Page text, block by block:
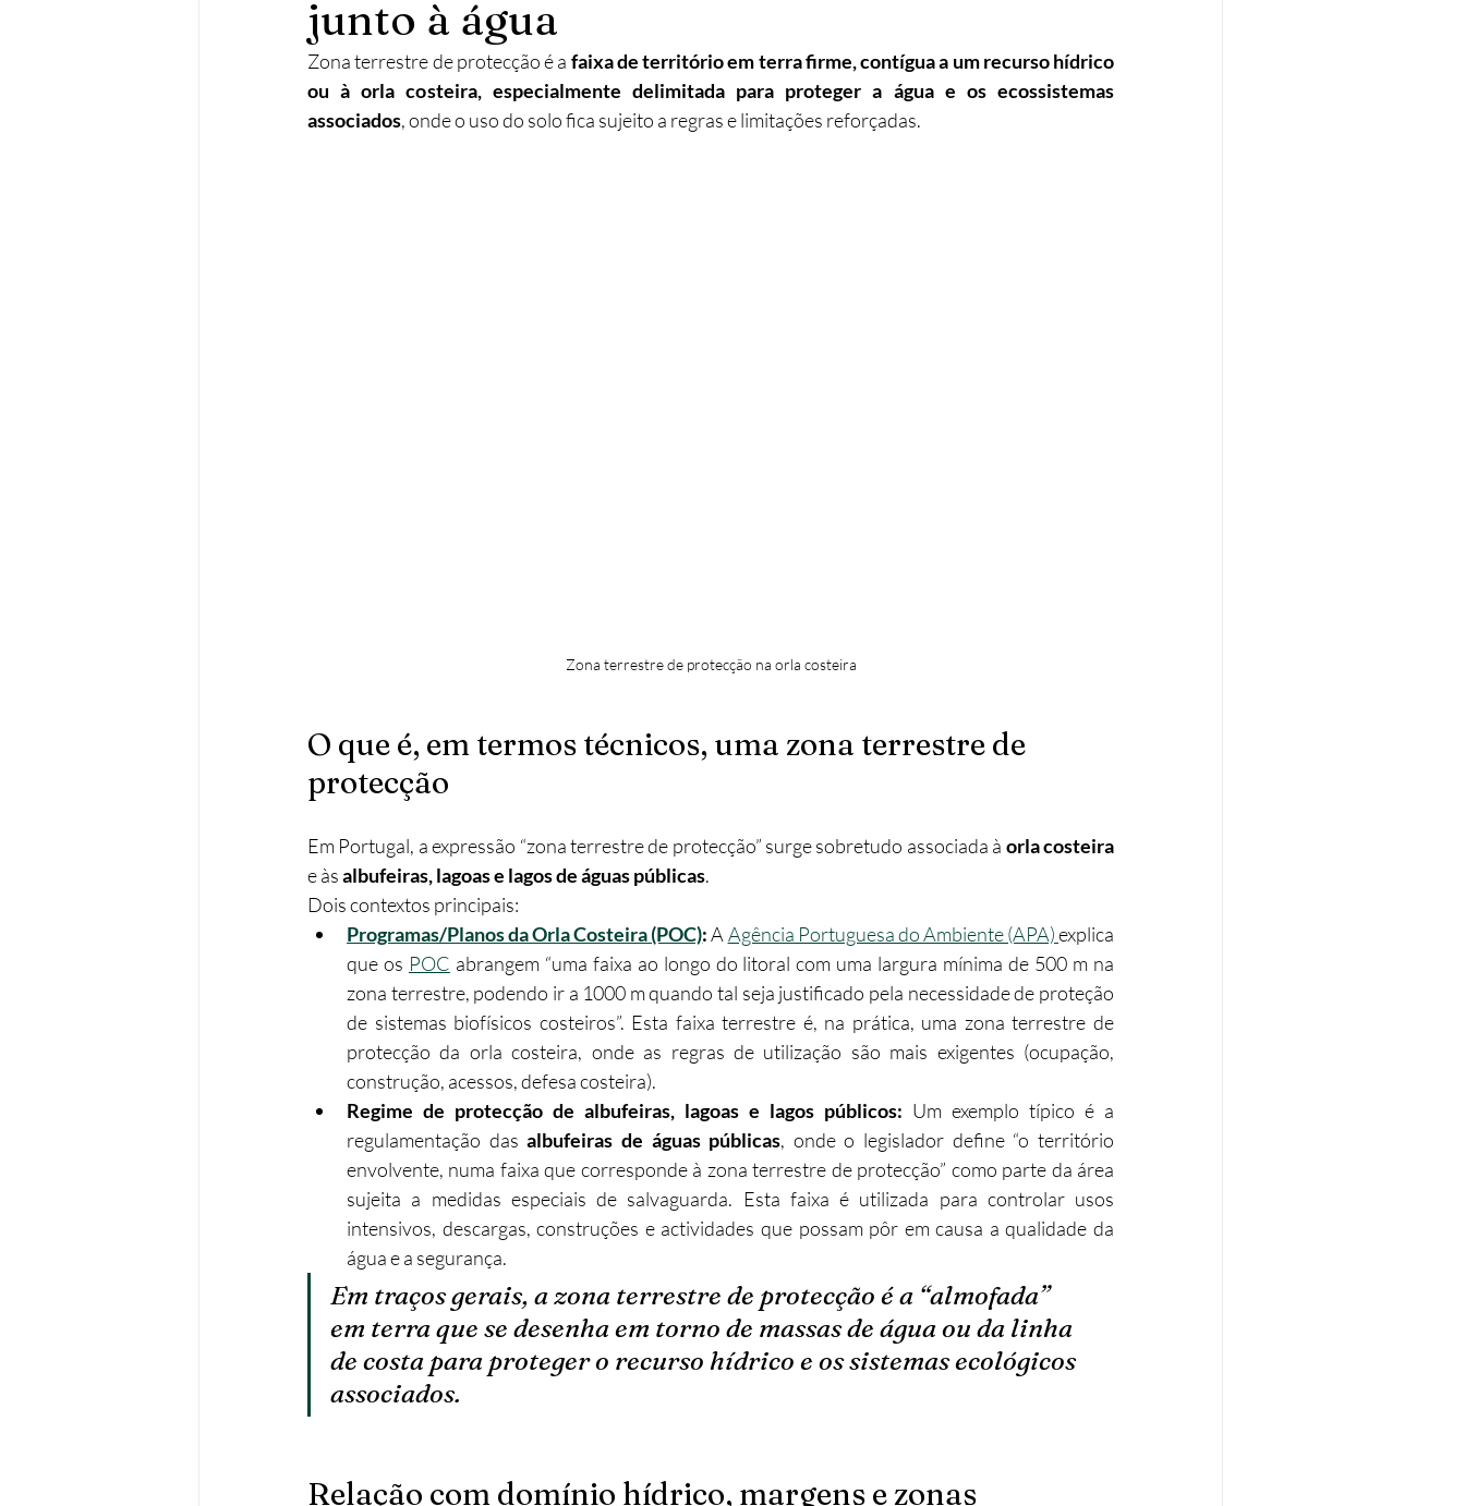
Operações urbanísticas Reabilitação
Acessibilidades Remodelação Turismo Sustentabilidade Investimento
junto à água
Zona terrestre de protecção é a faixa de território em terra firme, contígua a um recurso hídrico
ou à orla costeira, especialmente delimitada para proteger a água e os ecossistemas
associados, onde o uso do solo fica sujeito a regras e limitações reforçadas.
Zona terrestre de protecção na orla costeira
O que é, em termos técnicos, uma zona terrestre de
protecção
Em Portugal, a expressão “zona terrestre de protecção” surge sobretudo associada à orla costeira
e às albufeiras, lagoas e lagos de águas públicas.
Dois contextos principais:
Programas/Planos da Orla Costeira (POC): A Agência Portuguesa do Ambiente (APA) explica
que os POC abrangem “uma faixa ao longo do litoral com uma largura mínima de 500 m na
zona terrestre, podendo ir a 1000 m quando tal seja justificado pela necessidade de proteção
de sistemas biofísicos costeiros”. Esta faixa terrestre é, na prática, uma zona terrestre de
protecção da orla costeira, onde as regras de utilização são mais exigentes (ocupação,
construção, acessos, defesa costeira).​
Regime de protecção de albufeiras, lagoas e lagos públicos: Um exemplo típico é a
regulamentação das albufeiras de águas públicas, onde o legislador define “o território
envolvente, numa faixa que corresponde à zona terrestre de protecção” como parte da área
sujeita a medidas especiais de salvaguarda. Esta faixa é utilizada para controlar usos
intensivos, descargas, construções e actividades que possam pôr em causa a qualidade da
água e a segurança.​
Em traços gerais, a zona terrestre de protecção é a “almofada”
em terra que se desenha em torno de massas de água ou da linha
de costa para proteger o recurso hídrico e os sistemas ecológicos
associados.
Relação com domínio hídrico, margens e zonas